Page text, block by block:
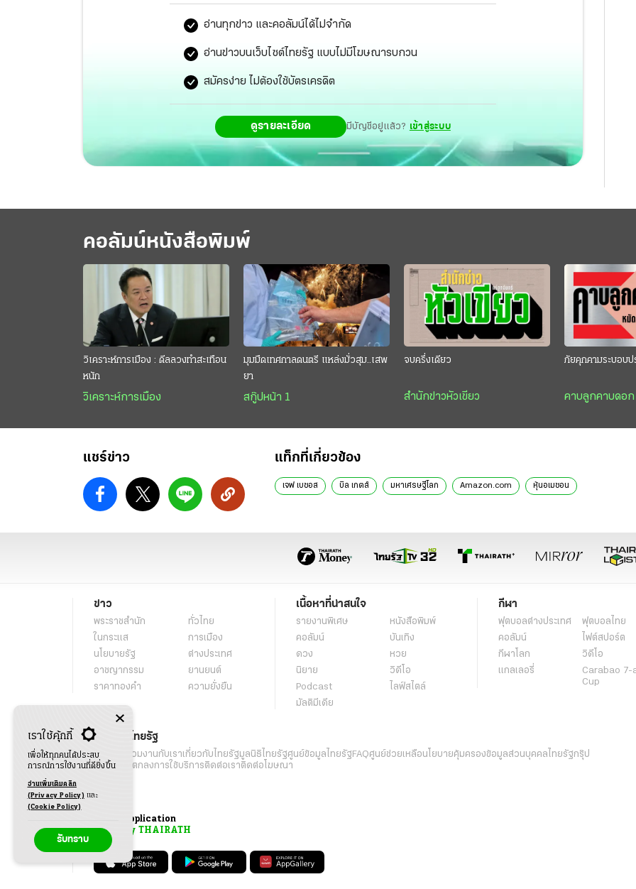
อ่านทุกข่าว และคอลัมน์ได้ไม่จำกัด
อ่านข่าวบนเว็บไซต์ไทยรัฐ แบบไม่มีโฆษณารบกวน
สมัครง่าย ไม่ต้องใช้บัตรเครดิต
ดูรายละเอียด มีบัญชีอยู่แล้ว? เข้าสู่ระบบ
คอลัมน์หนังสือพิมพ์
วิเคราะห์การเมือง : ดีลลวงทำสะเทือน
หนัก
วิเคราะห์การเมือง
มุมมืดเทศกาลดนตรี แหล่งมั่วสุม..เสพ
ยา
สกู๊ปหน้า 1
จบครึ่งเดียว
สำนักข่าวหัวเขียว
ภัยคุกคามระบอบป
คาบลูกคาบดอก
แชร์ข่าว แท็กที่เกี่ยวข้อง
เจฟ เบซอส บิล เกตส์ มหาเศรษฐีโลก Amazon.com หุ้นอเมซอน
ข่าว
พระราชสำนัก
ทั่วไทย
ในกระแส
การเมือง
นโยบายรัฐ
ต่างประเทศ
อาชญากรรม
ยานยนต์
ราคาทองคำ
ความยั่งยืน
เนื้อหาที่น่าสนใจ
รายงานพิเศษ
หนังสือพิมพ์
คอลัมน์
บันเทิง
ดวง
หวย
นิยาย
วิดีโอ
Podcast
ไลฟ์สไตล์
มัลติมีเดีย
กีฬา
ฟุตบอลต่่างประเทศ
ฟุตบอลไทย
คอลัมน์
ไฟต์สปอร์ต
กีฬาโลก
วิดีโอ
แกลเลอรี่
Carabao 7-
Cup
เกี่ยวกับไทยรัฐ
กิจกรรม ร่วมงานกับเราเกี่ยวกับไทยรัฐมูลนิธิไทยรัฐศูนย์ข้อมูลไทยรัฐFAQศูนย์ช่วยเหลือนโยบายคุ้มครองข้อมูลส่วนบุคคลไทยรัฐกรุ๊ป
เงื่อนไขข้อตกลงการใช้บริการติดต่อเราติดต่อโฆษณา
Application
My THAIRATH
เราใช้คุ้กกี้
เพื่อให้ทุกคนได้ประสบ
การณ์การใช้งานที่ดียิ่งขึ้น
อ่านเพิ่มเติมคลิก
(Privacy Policy) และ
(Cookie Policy)
รับทราบ